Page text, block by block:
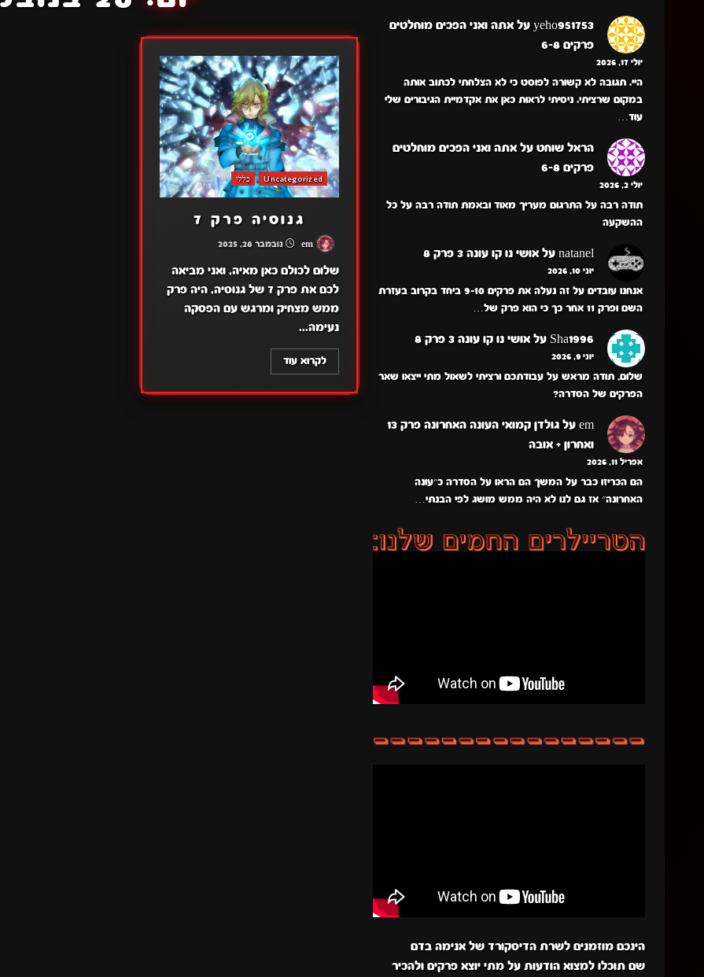
Uncategorized כללי
גנוסיה פרק 7
em נובמבר 28, 2025
שלום לכולם כאן מאיה, ואני מביאה
לכם את פרק 7 של גנוסיה, היה פרק
ממש מצחיק ומרגש עם הפסקה
נעימה...
לקרוא עוד
yeho951753 עלאתה ואני הפכים מוחלטים
פרקים 6-8
יולי 17, 2026
היי. תגובה לא קשורה לפוסט כי לא הצלחתי לכתוב אותה
במקום שרציתי. ניסיתי לראות כאן את אקדמיית הגיבורים שלי
עוד…
הראל שוחט עלאתה ואני הפכים מוחלטים
פרקים 6-8
יולי 2, 2026
תודה רבה על התרגום מעריך מאוד ובאמת תודה רבה על כל
ההשקעה
natanel עלאושי נו קו עונה 3 פרק 8
יוני 10, 2026
אנחנו עובדים על זה נעלה את פרקים 9-10 ביחד בקרוב בעזרת
השם ופרק 11 אחר כך כי הוא פרק של…
Sha1996 עלאושי נו קו עונה 3 פרק 8
יוני 9, 2026
שלום, תודה מראש על עבודתכם ורציתי לשאול מתי ייצאו שאר
הפרקים של הסדרה?
em על
גולדן קמואי העונה האחרונה פרק 13
ואחרון + אובה
אפריל 11, 2026
הם הכריזו כבר על המשך הם הראו על הסדרה כ״עונה
האחרונה״ אז גם לנו לא היה ממש מושג לפי הבנתי…
הינכם מוזמנים לשרת הדיסקורד של אנימה בדם
שם תוכלו למצוא הודעות על מתי יוצא פרקים ולהכיר